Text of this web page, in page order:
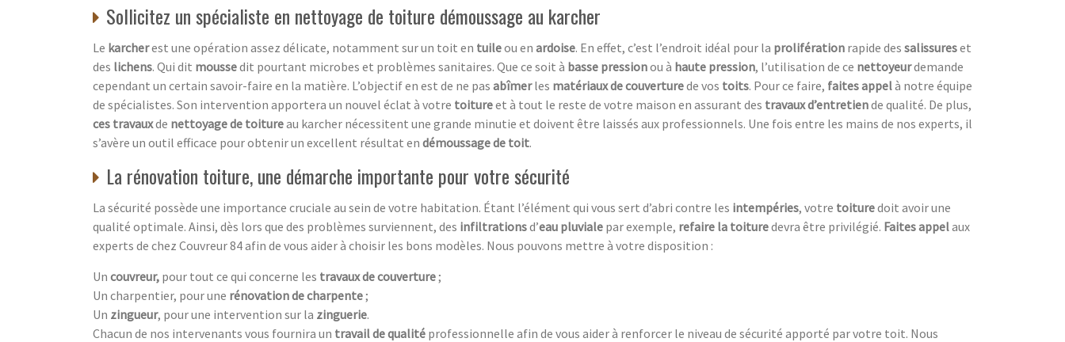
Sollicitez un spécialiste en nettoyage de toiture démoussage au karcher
Le karcherest une opération assez délicate, notamment sur un toit en tuileou en ardoise. En effet, c’est l’endroit idéal pour la prolifération rapide des salissureset
des lichens. Qui dit moussedit pourtant microbes et problèmes sanitaires. Que ce soit à basse pressionou à haute pression, l’utilisation de ce nettoyeurdemande
cependant un certain savoir-faire en la matière. L’objectif en est de ne pas abîmerles matériaux de couverturede vos toits. Pour ce faire, faites appelà notre équipe
de spécialistes. Son intervention apportera un nouvel éclat à votre toitureet à tout le reste de votre maison en assurant des travaux d’entretiende qualité. De plus,
ces travauxde nettoyage de toitureau karcher nécessitent une grande minutie et doivent être laissés aux professionnels. Une fois entre les mains de nos experts, il
s’avère un outil efficace pour obtenir un excellent résultat en démoussage de toit.
La rénovation toiture, une démarche importante pour votre sécurité
La sécurité possède une importance cruciale au sein de votre habitation. Étant l’élément qui vous sert d’abri contre les intempéries, votre toituredoit avoir une
qualité optimale. Ainsi, dès lors que des problèmes surviennent, des infiltrationsd’eau pluviale par exemple, refaire la toituredevra être privilégié. Faites appelaux
experts de chez Couvreur 84 afin de vous aider à choisir les bons modèles. Nous pouvons mettre à votre disposition :
Un couvreur, pour tout ce qui concerne les travaux de couverture ;
Un charpentier, pour une rénovation de charpente ;
Un zingueur, pour une intervention sur la zinguerie.
Chacun de nos intervenants vous fournira un travail de qualité professionnelle afin de vous aider à renforcer le niveau de sécurité apporté par votre toit. Nous